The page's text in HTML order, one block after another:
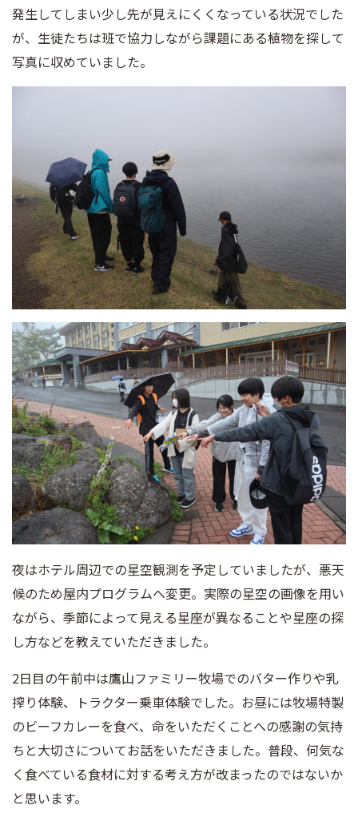
発生してしまい少し先が見えにくくなっている状況でした
が、生徒たちは班で協力しながら課題にある植物を探して
写真に収めていました。
夜はホテル周辺での星空観測を予定していましたが、悪天
候のため屋内プログラムへ変更。実際の星空の画像を用い
ながら、季節によって見える星座が異なることや星座の探
し方などを教えていただきました。
2日目の午前中は鷹山ファミリー牧場でのバター作りや乳
搾り体験、トラクター乗車体験でした。お昼には牧場特製
のビーフカレーを食べ、命をいただくことへの感謝の気持
ちと大切さについてお話をいただきました。普段、何気な
く食べている食材に対する考え方が改まったのではないか
と思います。